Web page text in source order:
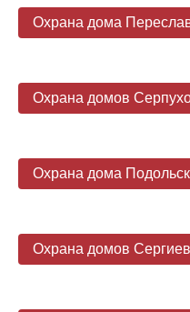
Охрана дома
Охрана домов
Охрана дома Подольск
Охрана домов